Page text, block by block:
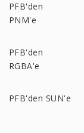
PFB'den
PNM'e
PFB'den
RGBA'e
PFB'den SUN'e